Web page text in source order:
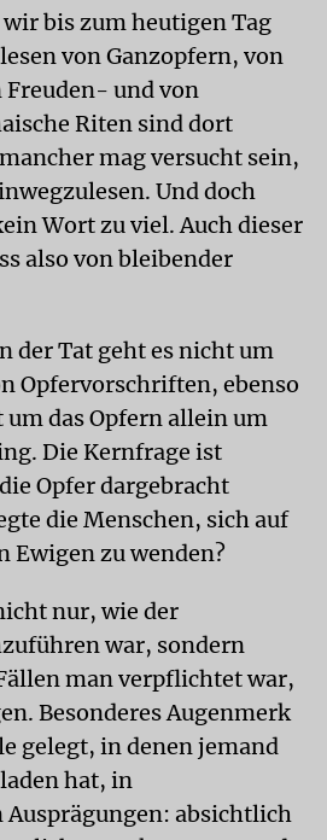
bis zum heutigen Tag
von Ganzopfern, von
Freuden- und von
Riten sind dort
mag versucht sein,
Und doch
Wort zu viel. Auch dieser
also von bleibender
der Tat geht es nicht um
Opfervorschriften, ebenso
um das Opfern allein um
Die Kernfrage ist
Opfer dargebracht
die Menschen, sich auf
Ewigen zu wenden?
nur, wie der
war, sondern
man verpflichtet war,
Besonderes Augenmerk
gelegt, in denen jemand
hat, in
absichtlich